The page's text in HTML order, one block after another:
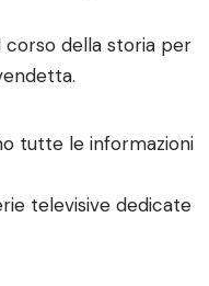
corso della storia per
tutte le informazioni
televisive dedicate